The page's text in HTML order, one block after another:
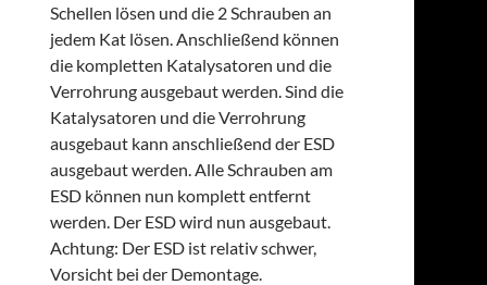
Schellen lösen und die 2 Schrauben an
jedem Kat lösen. Anschließend können
die kompletten Katalysatoren und die
Verrohrung ausgebaut werden. Sind die
Katalysatoren und die Verrohrung
ausgebaut kann anschließend der ESD
ausgebaut werden. Alle Schrauben am
ESD können nun komplett entfernt
werden. Der ESD wird nun ausgebaut.
Achtung: Der ESD ist relativ schwer,
Vorsicht bei der Demontage.